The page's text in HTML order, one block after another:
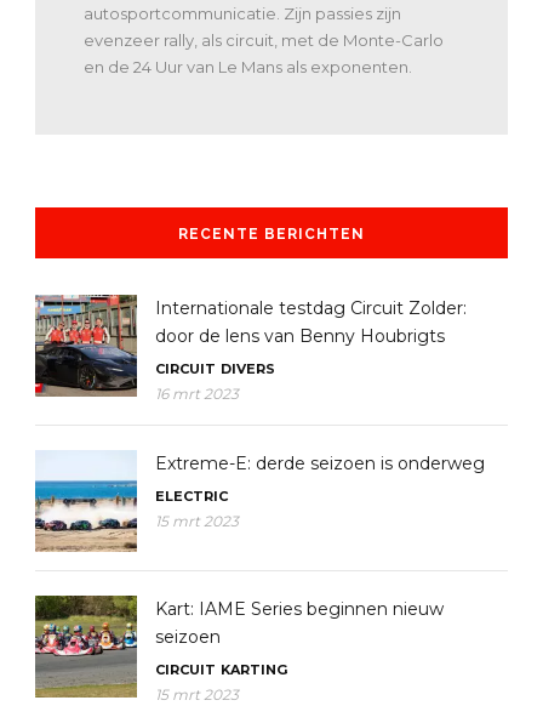
autosportcommunicatie. Zijn passies zijn
evenzeer rally, als circuit, met de Monte-Carlo
en de 24 Uur van Le Mans als exponenten.
RECENTE BERICHTEN
Internationale testdag Circuit Zolder:
door de lens van Benny Houbrigts
CIRCUIT DIVERS
16 mrt 2023
Extreme-E: derde seizoen is onderweg
ELECTRIC
15 mrt 2023
Kart: IAME Series beginnen nieuw
seizoen
CIRCUIT KARTING
15 mrt 2023